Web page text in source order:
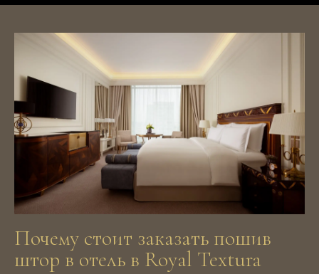
Почему стоит заказать пошив
штор в отель в Royal Textura